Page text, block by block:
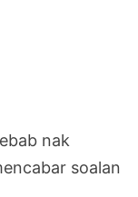
nak
soalan